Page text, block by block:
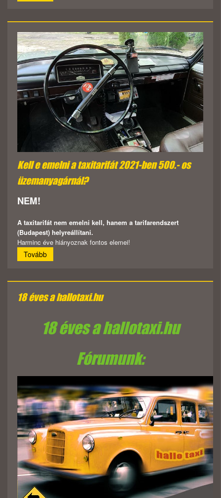
Kell e emelni a taxitarifát 2021-ben 500.- os
üzemanyagárnál?
NEM!
A taxitarifát nem emelni kell, hanem a tarifarendszert
(Budapest) helyreállítani.
Harminc éve hiányoznak fontos elemei!
Tovább
18 éves a hallotaxi.hu
18 éves a hallotaxi.hu
Fórumunk: